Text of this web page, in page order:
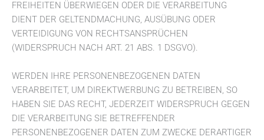
FREIHEITEN ÜBERWIEGEN ODER DIE VERARBEITUNG
DIENT DER GELTENDMACHUNG, AUSÜBUNG ODER
VERTEIDIGUNG VON RECHTSANSPRÜCHEN
(WIDERSPRUCH NACH ART. 21 ABS. 1 DSGVO).
WERDEN IHRE PERSONENBEZOGENEN DATEN
VERARBEITET, UM DIREKTWERBUNG ZU BETREIBEN, SO
HABEN SIE DAS RECHT, JEDERZEIT WIDERSPRUCH GEGEN
DIE VERARBEITUNG SIE BETREFFENDER
PERSONENBEZOGENER DATEN ZUM ZWECKE DERARTIGER